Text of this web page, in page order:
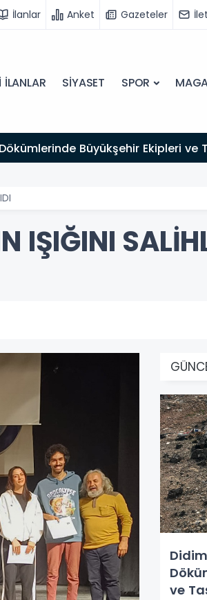
İlanlar Anket Gazeteler
İLANLAR SİYASET SPOR
Büyükşehir Ekipleri ve
IŞIĞINI
ve